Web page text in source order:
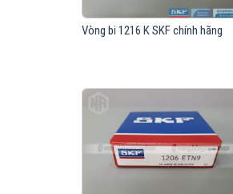
Vòng bi 1216 K SKF chính hãng